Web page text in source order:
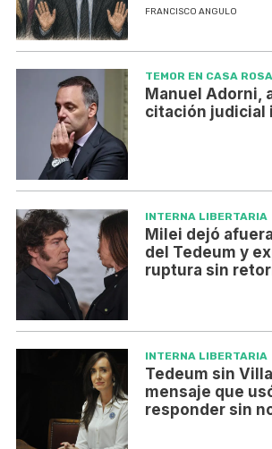
FRANCISCO ANGULO
TEMOR EN CASA
Manuel Adorni,
citación judicial
INTERNA LIBERTARIA
Milei dejó
del Tedeum y
ruptura sin
INTERNA LIBERTARIA
Tedeum sin
mensaje que
responder sin